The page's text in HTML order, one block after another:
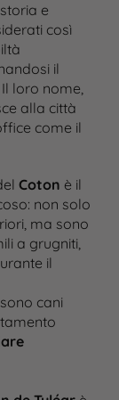
e
così
il
Il loro nome,
alla città
come il
Coton è il
non solo
ma sono
a grugniti,
il
cani